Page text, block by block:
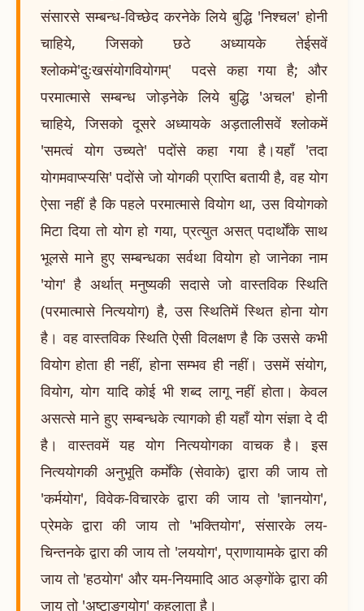
संसारसे सम्बन्ध-विच्छेद करनेके लिये बुद्धि 'निश्चल' होनी
चाहिये, जिसको छठे अध्यायके तेईसवें
श्लोकमे'दुःखसंयोगवियोगम्' पदसे कहा गया है; और
परमात्मासे सम्बन्ध जोड़नेके लिये बुद्धि 'अचल' होनी
चाहिये, जिसको दूसरे अध्यायके अड़तालीसवें श्लोकमें
'समत्वं योग उच्यते' पदोंसे कहा गया है।यहाँ 'तदा
योगमवाप्स्यसि' पदोंसे जो योगकी प्राप्ति बतायी है, वह योग
ऐसा नहीं है कि पहले परमात्मासे वियोग था, उस वियोगको
मिटा दिया तो योग हो गया, प्रत्युत असत् पदार्थोंके साथ
भूलसे माने हुए सम्बन्धका सर्वथा वियोग हो जानेका नाम
'योग' है अर्थात् मनुष्यकी सदासे जो वास्तविक स्थिति
(परमात्मासे नित्ययोग) है, उस स्थितिमें स्थित होना योग
है। वह वास्तविक स्थिति ऐसी विलक्षण है कि उससे कभी
वियोग होता ही नहीं, होना सम्भव ही नहीं। उसमें संयोग,
वियोग, योग यादि कोई भी शब्द लागू नहीं होता। केवल
असत्से माने हुए सम्बन्धके त्यागको ही यहाँ योग संज्ञा दे दी
है। वास्तवमें यह योग नित्ययोगका वाचक है। इस
नित्ययोगकी अनुभूति कर्मोंके (सेवाके) द्वारा की जाय तो
'कर्मयोग', विवेक-विचारके द्वारा की जाय तो 'ज्ञानयोग',
प्रेमके द्वारा की जाय तो 'भक्तियोग', संसारके लय-
चिन्तनके द्वारा की जाय तो 'लययोग', प्राणायामके द्वारा की
जाय तो 'हठयोग' और यम-नियमादि आठ अङ्गोंके द्वारा की
जाय तो 'अष्टाङ्गयोग' कहलाता है।